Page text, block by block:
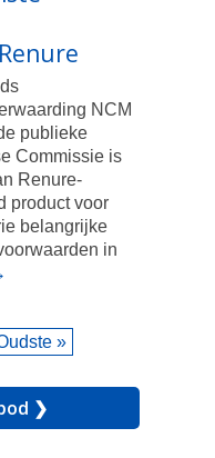
NCM
publieke
Commissie is
Renure-
product voor
belangrijke
in
»
❯